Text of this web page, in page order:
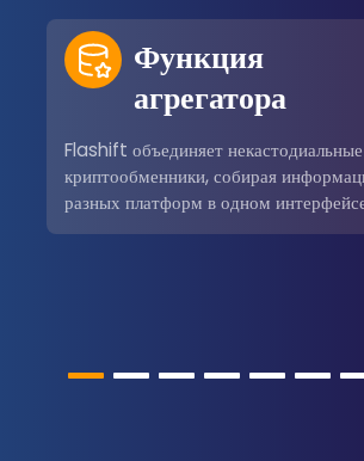
Функция
агрегатора
Flashift объединяет некастодиальные
криптообменники, собирая
разных платформ в одном